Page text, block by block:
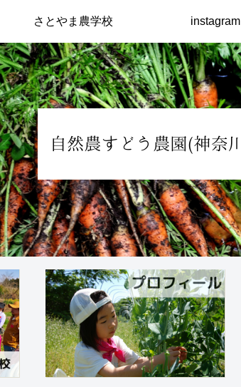
さとやま農学校 instagram